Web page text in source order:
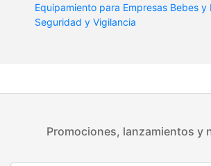
Equipamiento para Empresas Bebes y
Seguridad y Vigilancia
Promociones, lanzamientos y